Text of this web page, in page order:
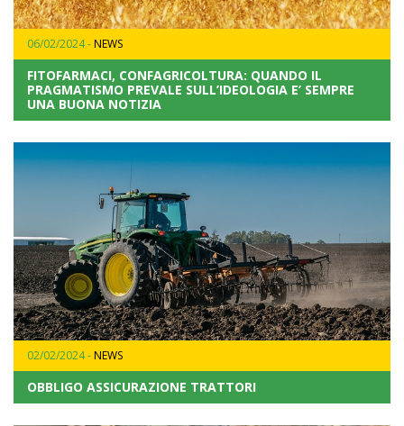
06/02/2024 -NEWS
FITOFARMACI, CONFAGRICOLTURA: QUANDO IL
PRAGMATISMO PREVALE SULL’IDEOLOGIA E’ SEMPRE
UNA BUONA NOTIZIA
02/02/2024 -NEWS
OBBLIGO ASSICURAZIONE TRATTORI